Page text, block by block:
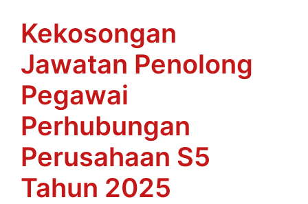
Kekosongan
Jawatan Penolong
Pegawai
Perhubungan
Perusahaan S5
Tahun 2025